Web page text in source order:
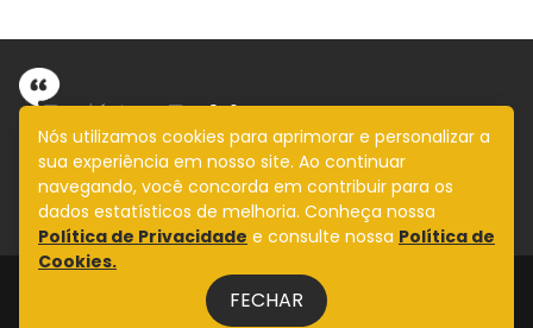
Informação com imparcialidade
SIGA
Design by NVGO
Fale Conosco
Nós utilizamos cookies para aprimorar e personalizar a
sua experiência em nosso site. Ao continuar
navegando, você concorda em contribuir para os
dados estatísticos de melhoria. Conheça nossa
Política de Privacidade e consulte nossa Política de
Cookies.
FECHAR